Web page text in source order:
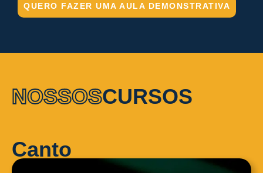
QUERO FAZER UMA AULA DEMONSTRATIVA
NOSSOSCURSOS
Canto